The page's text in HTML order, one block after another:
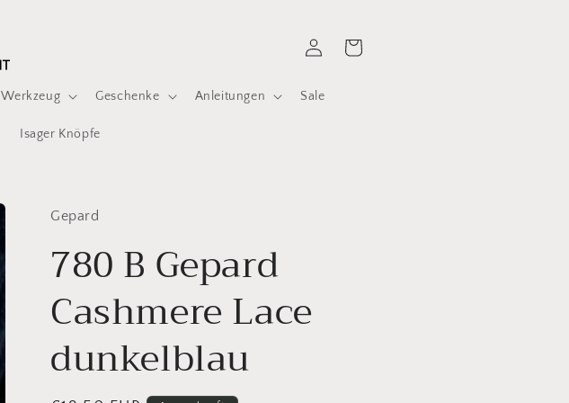
Werkzeug Geschenke Anleitungen Sale
Isager Knöpfe
EinloggenWarenkorb
Gepard
780 B Gepard
Cashmere Lace
dunkelblau